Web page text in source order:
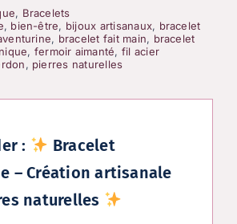
, Bracelets
, bien-être, bijoux artisanaux, bracelet
, bracelet fait main, bracelet
, fermoir aimanté, fil acier
, pierres naturelles
:
Bracelet
– Création artisanale
naturelles